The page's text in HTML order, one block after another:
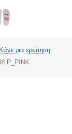
Κάνε μια ερώτηση